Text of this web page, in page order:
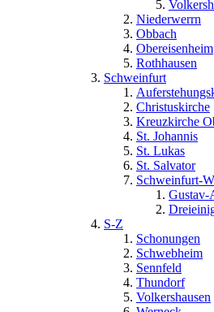
Niederwerrn
Obbach
Obereisenheim
Rothhausen
Schweinfurt
Christuskirche
Kreuzkirche
St. Johannis
St. Lukas
St. Salvator
Schweinfurt-
S-Z
Schonungen
Schwebheim
Sennfeld
Thundorf
Volkershausen